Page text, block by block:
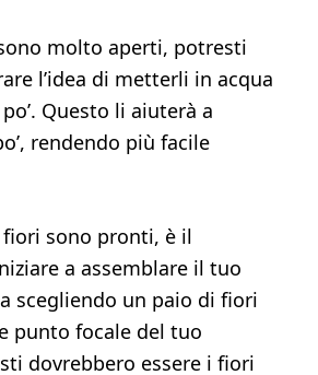
molto aperti, potresti
l’idea di metterli in acqua
Questo li aiuterà a
rendendo più facile
sono pronti, è il
a assemblare il tuo
scegliendo un paio di fiori
punto focale del tuo
dovrebbero essere i fiori